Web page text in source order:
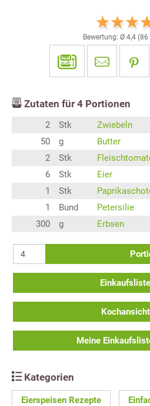
Bewertung: Ø 4,4(86
Zutaten für 4 Portionen
2 Stk
Zwiebeln
50
g
Butter
2
Stk
6
Stk
Eier
1
Stk
1
Bund
Petersilie
300
g Erbsen
Einkaufsliste
Kochansicht
Meine
Kategorien
Eierspeisen Rezepte